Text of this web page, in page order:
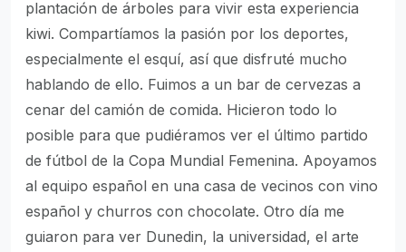
plantación de árboles para vivir esta experiencia
kiwi. Compartíamos la pasión por los deportes,
especialmente el esquí, así que disfruté mucho
hablando de ello. Fuimos a un bar de cervezas a
cenar del camión de comida. Hicieron todo lo
posible para que pudiéramos ver el último partido
de fútbol de la Copa Mundial Femenina. Apoyamos
al equipo español en una casa de vecinos con vino
español y churros con chocolate. Otro día me
guiaron para ver Dunedin, la universidad, el arte